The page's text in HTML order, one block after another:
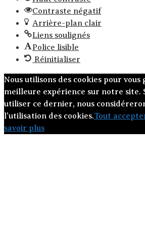
Contraste négatif
Arrière-plan clair
Liens soulignés
Police lisible
Réinitialiser
Nous utilisons des cookies pour
meilleure expérience sur notre site.
utiliser ce dernier, nous
l'utilisation des cookies.Tout
savoir plus